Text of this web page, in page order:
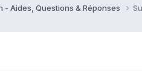
- Aides, Questions & Réponses